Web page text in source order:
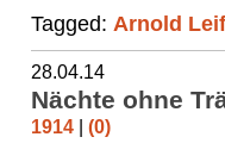
Tagged: Arnold
28.04.14
Nächte ohne
1914 | (0)